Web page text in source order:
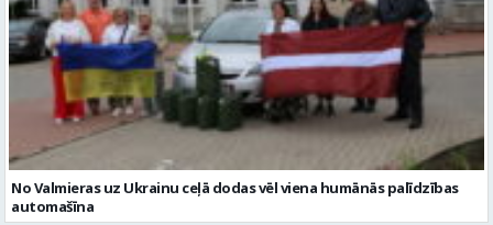
No Valmieras uz Ukrainu ceļā dodas vēl viena humānās palīdzības
automašīna